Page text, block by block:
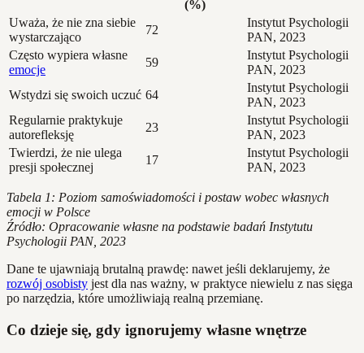
(%)
Uważa, że nie zna siebie
wystarczająco
72
Instytut Psychologii
PAN, 2023
Często wypiera własne
emocje
59
Instytut Psychologii
PAN, 2023
Wstydzi się swoich uczuć 64
Instytut Psychologii
PAN, 2023
Regularnie praktykuje
autorefleksję
23
Instytut Psychologii
PAN, 2023
Twierdzi, że nie ulega
presji społecznej
17
Instytut Psychologii
PAN, 2023
Tabela 1: Poziom samoświadomości i postaw wobec własnych
emocji w Polsce
Źródło: Opracowanie własne na podstawie badań Instytutu
Psychologii PAN, 2023
Dane te ujawniają brutalną prawdę: nawet jeśli deklarujemy, że
rozwój osobisty jest dla nas ważny, w praktyce niewielu z nas sięga
po narzędzia, które umożliwiają realną przemianę.
Co dzieje się, gdy ignorujemy własne wnętrze